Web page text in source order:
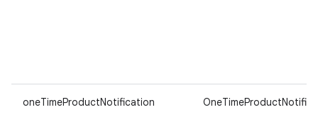
oneTimeProductNotification